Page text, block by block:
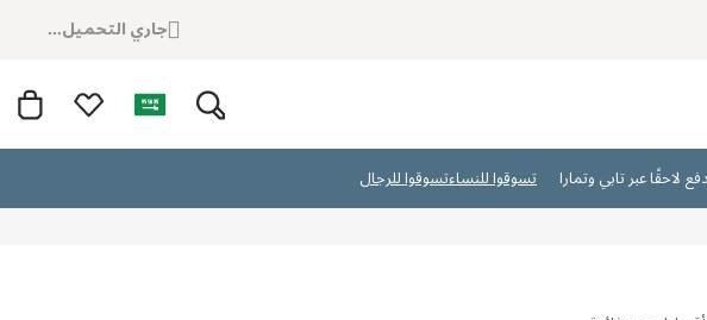
جاري التحميل...
تسوقوا للنساءتسوقوا للرجال